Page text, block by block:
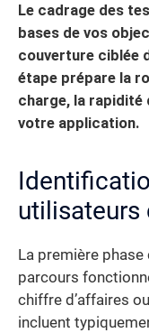
Le cadrage des
bases de vos
couverture ciblée
étape prépare la
charge, la rapidité
votre application.
utilisateurs
La première
parcours
chiffre d’affaires
incluent